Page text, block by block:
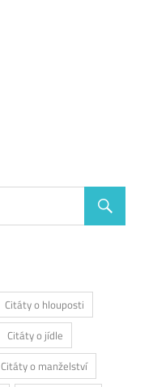
Citáty o hlouposti
Citáty o jídle
Citáty o manželství